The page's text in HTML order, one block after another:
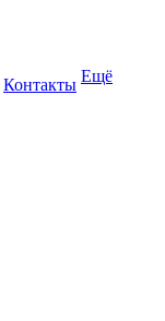
Контакты Ещё